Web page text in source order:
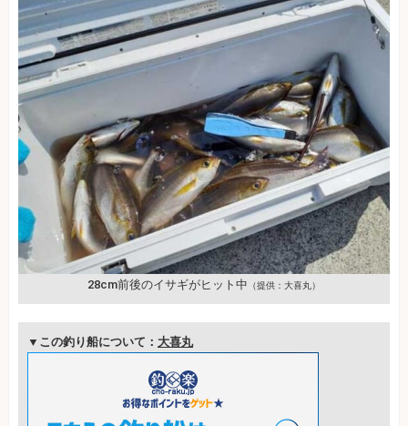
28cm前後のイサギがヒット中 （提供：大喜丸）
▼この釣り船について： 大喜丸